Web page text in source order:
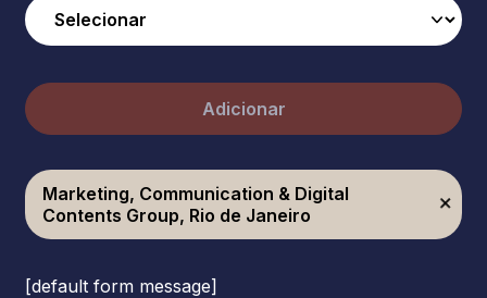
Adicionar
Marketing, Communication & Digital
Contents Group, Rio de Janeiro
[default form message]